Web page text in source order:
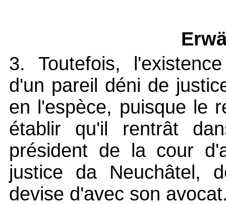
3. Toutefois,
d'un pareil déni de
en l'espèce, puisque le
établir qu'il rentrât
président de la cour
justice da Neuchâtel,
devise d'avec son